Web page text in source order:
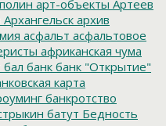
арт-объекты Артеев
Архангельск архив
асфальт асфальтовое
африканская чума
бал банк банк "Открытие"
карта
банкротство
батут Бедность